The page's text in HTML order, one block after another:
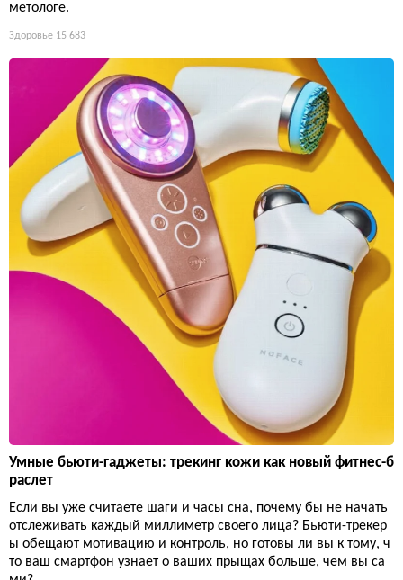
метологе.
Здоровье 15 683
Умные бьюти-гаджеты: трекинг кожи как новый фитнес-б
раслет
Если вы уже считаете шаги и часы сна, почему бы не начать
отслеживать каждый миллиметр своего лица? Бьюти-трекер
ы обещают мотивацию и контроль, но готовы ли вы к тому, ч
то ваш смартфон узнает о ваших прыщах больше, чем вы са